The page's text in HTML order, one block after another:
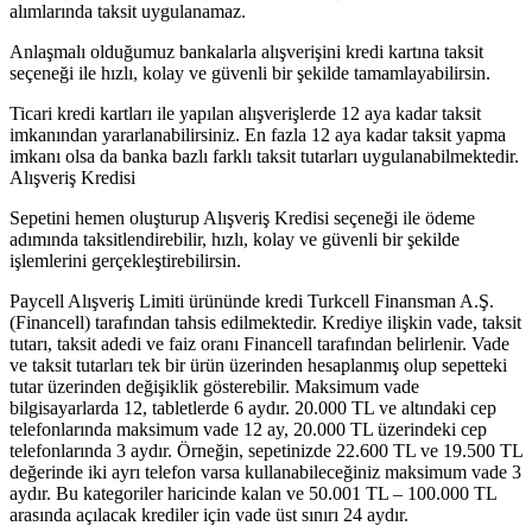
alımlarında taksit uygulanamaz.
Anlaşmalı olduğumuz bankalarla alışverişini kredi kartına taksit
seçeneği ile hızlı, kolay ve güvenli bir şekilde tamamlayabilirsin.
Ticari kredi kartları ile yapılan alışverişlerde 12 aya kadar taksit
imkanından yararlanabilirsiniz. En fazla 12 aya kadar taksit yapma
imkanı olsa da banka bazlı farklı taksit tutarları uygulanabilmektedir.
Alışveriş Kredisi
Sepetini hemen oluşturup Alışveriş Kredisi seçeneği ile ödeme
adımında taksitlendirebilir, hızlı, kolay ve güvenli bir şekilde
işlemlerini gerçekleştirebilirsin.
Paycell Alışveriş Limiti ürününde kredi Turkcell Finansman A.Ş.
(Financell) tarafından tahsis edilmektedir. Krediye ilişkin vade, taksit
tutarı, taksit adedi ve faiz oranı Financell tarafından belirlenir. Vade
ve taksit tutarları tek bir ürün üzerinden hesaplanmış olup sepetteki
tutar üzerinden değişiklik gösterebilir. Maksimum vade
bilgisayarlarda 12, tabletlerde 6 aydır. 20.000 TL ve altındaki cep
telefonlarında maksimum vade 12 ay, 20.000 TL üzerindeki cep
telefonlarında 3 aydır. Örneğin, sepetinizde 22.600 TL ve 19.500 TL
değerinde iki ayrı telefon varsa kullanabileceğiniz maksimum vade 3
aydır. Bu kategoriler haricinde kalan ve 50.001 TL – 100.000 TL
arasında açılacak krediler için vade üst sınırı 24 aydır.